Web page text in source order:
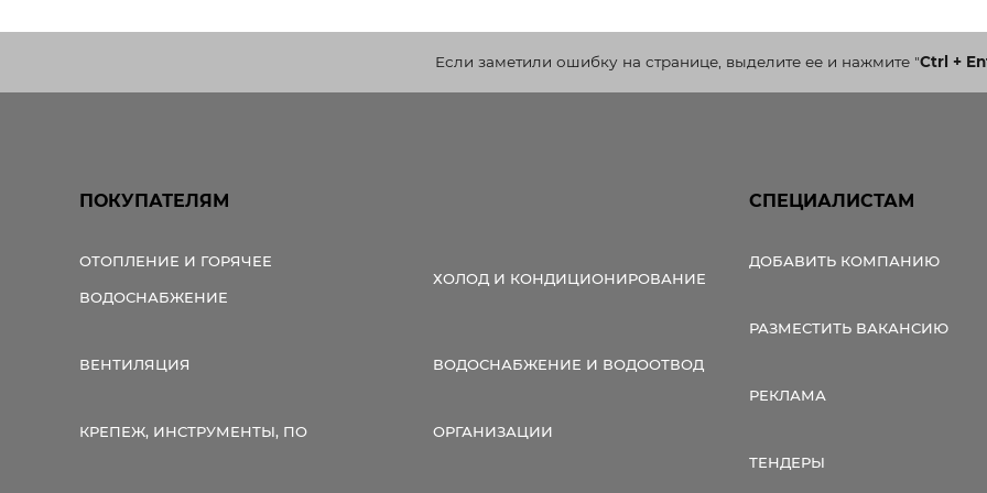
Если заметили ошибку на странице, выделите ее и нажмите"Ctrl +
ПОКУПАТЕЛЯМ
ОТОПЛЕНИЕ И ГОРЯЧЕЕ
ВОДОСНАБЖЕНИЕ
ХОЛОД И КОНДИЦИОНИРОВАНИЕ
ВЕНТИЛЯЦИЯ ВОДОСНАБЖЕНИЕ И ВОДООТВОД
КРЕПЕЖ, ИНСТРУМЕНТЫ, ПО ОРГАНИЗАЦИИ
СПЕЦИАЛИСТАМ
ДОБАВИТЬ КОМПАНИЮ
РАЗМЕСТИТЬ ВАКАНСИЮ
РЕКЛАМА
ТЕНДЕРЫ